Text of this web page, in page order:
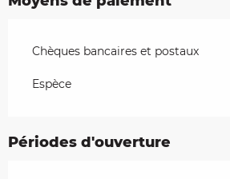
Chèques bancaires et postaux
Espèce
Périodes d'ouverture